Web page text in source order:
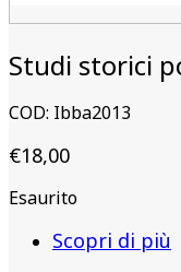
Studi storici
COD: Ibba2013
€18,00
Esaurito
Scopri di più